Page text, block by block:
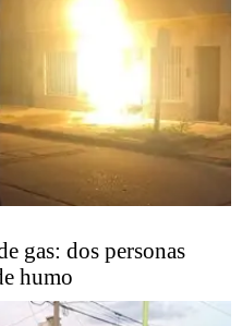
gas: dos personas
humo